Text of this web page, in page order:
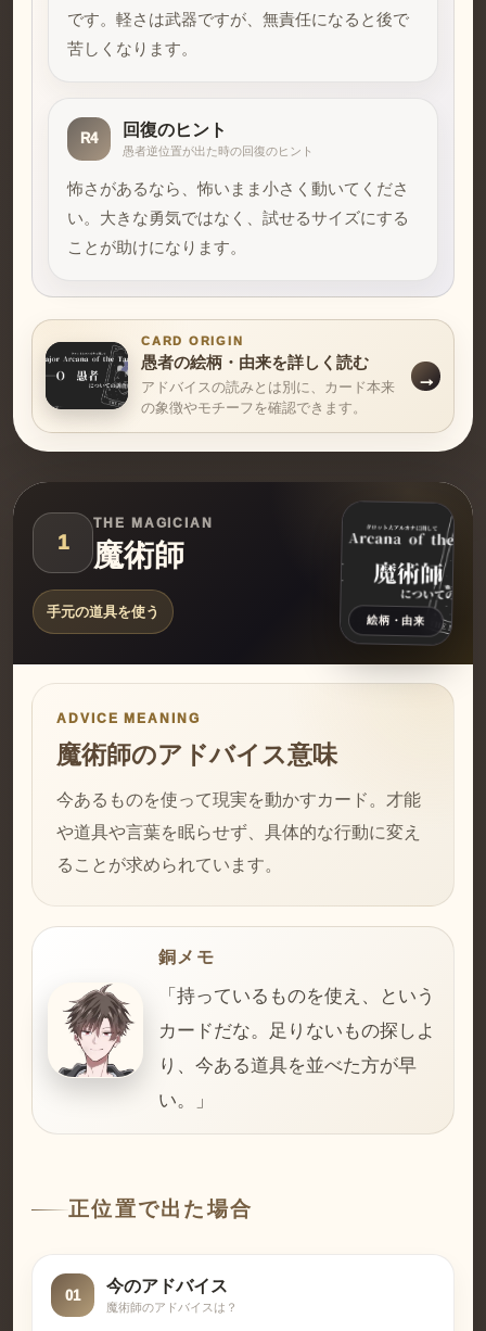
です。軽さは武器ですが、無責任になると後で
苦しくなります。
R4 回復のヒント
愚者逆位置が出た時の回復のヒント
怖さがあるなら、怖いまま小さく動いてくださ
い。大きな勇気ではなく、試せるサイズにする
ことが助けになります。
CARD ORIGIN
愚者の絵柄・由来を詳しく読む
アドバイスの読みとは別に、カード本来
の象徴やモチーフを確認できます。
1
THE MAGICIAN
魔術師
手元の道具を使う
絵柄・由来
ADVICE MEANING
魔術師のアドバイス意味
今あるものを使って現実を動かすカード。才能
や道具や言葉を眠らせず、具体的な行動に変え
ることが求められています。
銅メモ
「持っているものを使え、という
カードだな。足りないもの探しよ
り、今ある道具を並べた方が早
い。」
正位置で出た場合
01 今のアドバイス
魔術師のアドバイスは？